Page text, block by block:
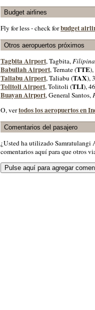
Budget airlines
Fly for less - check forbudget
Otros aeropuertos próximos
Tagbita Airport, Tagbita,
Babullah Airport, Ternate (TTE
Taliabu Airport, Taliabu (TAX),
Tolitoli Airport, Tolitoli (TLI),
Buayan Airport, General Santos,
O, vertodos los aeropuertos en
Comentarios del pasajero
¿Usted ha utilizado Samratulangi
comentarios aquí para que otros